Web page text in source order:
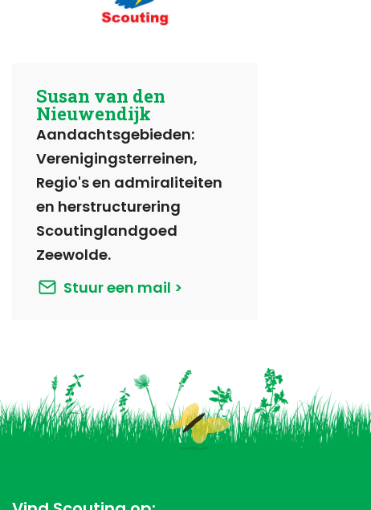
Susan van den
Nieuwendijk
Aandachtsgebieden:
Verenigingsterreinen,
Regio's en admiraliteiten
en herstructurering
Scoutinglandgoed
Zeewolde.
Stuur een mail